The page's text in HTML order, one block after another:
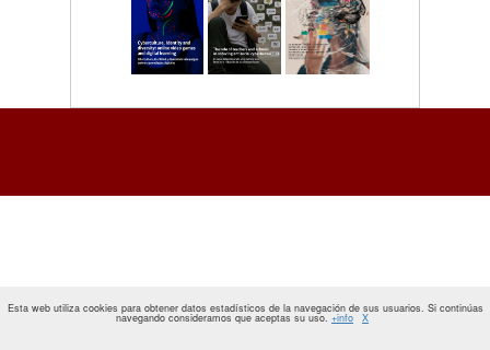
Esta web utiliza cookies para obtener datos estadísticos de la navegación de sus usuarios. Si continúas
navegando consideramos que aceptas su uso. +info X